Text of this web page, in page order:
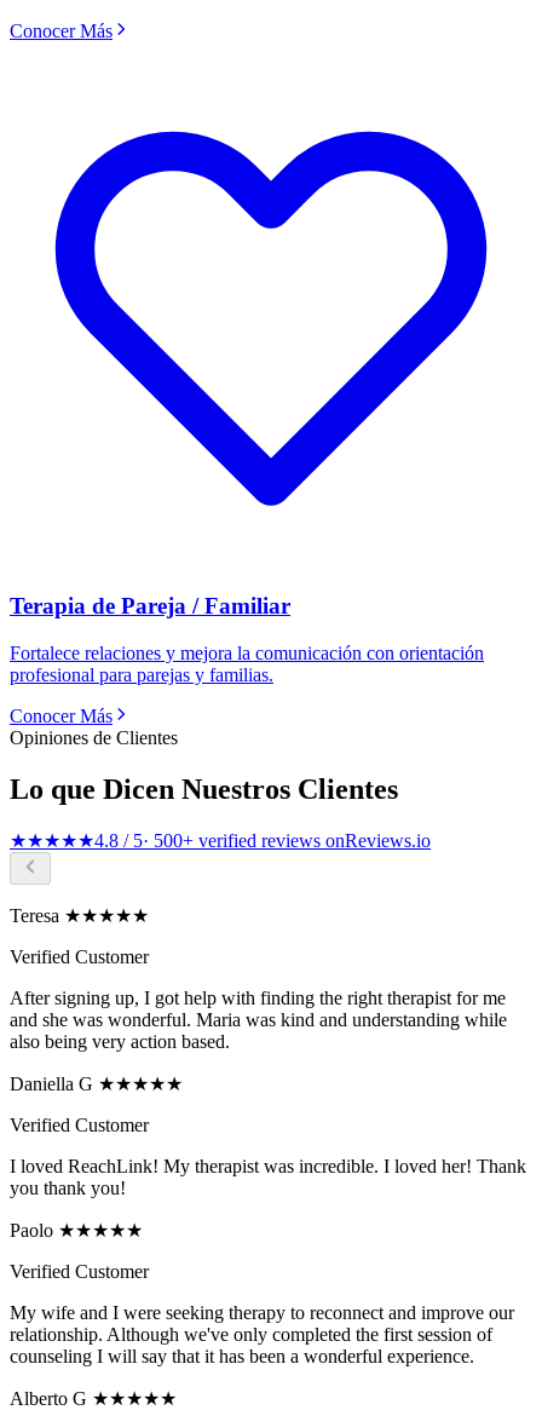
Conocer Más
Terapia de Pareja / Familiar
Fortalece relaciones y mejora la comunicación con orientación
profesional para parejas y familias.
Conocer Más
Opiniones de Clientes
Lo que Dicen Nuestros Clientes
★★★★★4.8 / 5· 500+ verified reviews onReviews.io
Teresa ★★★★★
Verified Customer
After signing up, I got help with finding the right therapist for me
and she was wonderful. Maria was kind and understanding while
also being very action based.
Daniella G ★★★★★
Verified Customer
I loved ReachLink! My therapist was incredible. I loved her! Thank
you thank you!
Paolo ★★★★★
Verified Customer
My wife and I were seeking therapy to reconnect and improve our
relationship. Although we've only completed the first session of
counseling I will say that it has been a wonderful experience.
Alberto G ★★★★★